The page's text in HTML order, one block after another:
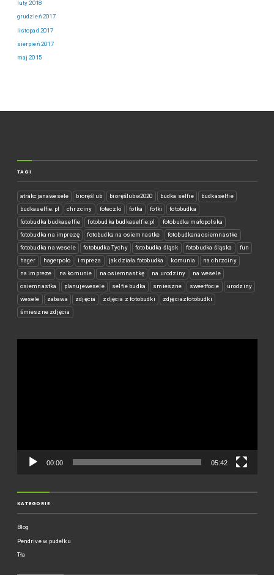
luty 2018
grudzień 2017
listopad 2017
sierpień 2017
maj 2015
TAGI
atrakcjanawesele bioręślub bioręślubw2020 budka selfie
budkaselfie
budkaselfie.pl
chrzciny foteczki fotka fotki
fotobudka
fotobudka budkaselfie
fotobudka budkaselfie.pl
fotobudka małopolska
fotobudka na imprezę
fotobudka na osiemnastke
fotobudkanaosiemnastke
fotobudka na wesele
fotobudka Tychy fotobudka śląsk fotobudka śląska
fun
hager
hagerpolo impreza jak działa fotobudka komunia
na chrzciny
na impreze
na komunie na osiemnastkę na urodziny
na wesele
osiemnastka
planujewesele selfie budka smieszne sweetfocie
urodziny
wesele
zabawa zdjęcia zdjęcia z fotobudki
zdjęciazfotobudki
śmieszne zdjęcia
00:00 05:42
KATEGORIE
Blog
Pendrive w pudełku
Tła